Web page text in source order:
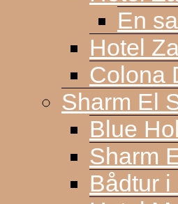
En
Hotel
Colona
Sharm El
Blue
Sharm
Bådtur